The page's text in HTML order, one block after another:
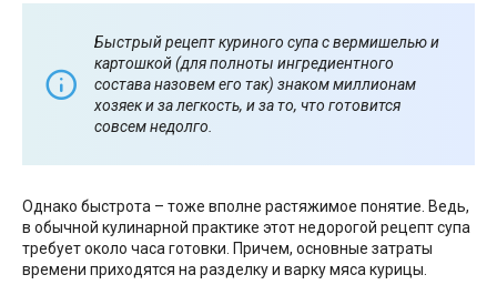
Быстрый рецепт куриного супа с вермишелью и
картошкой (для полноты ингредиентного
состава назовем его так) знаком миллионам
хозяек и за легкость, и за то, что готовится
совсем недолго.
Однако быстрота – тоже вполне растяжимое понятие. Ведь,
в обычной кулинарной практике этот недорогой рецепт супа
требует около часа готовки. Причем, основные затраты
времени приходятся на разделку и варку мяса курицы.